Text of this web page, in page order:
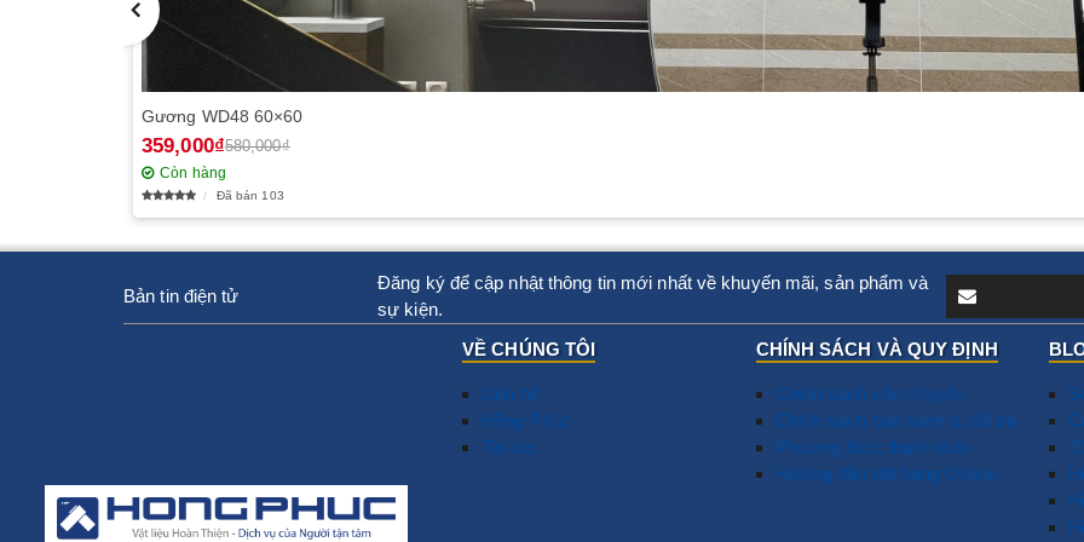
Gương WD48 60×60
359,000₫580,000₫
Còn hàng
Đã bán 103
Bản tin điện tử
Đăng ký để cập nhật thông tin mới nhất về khuyến mãi, sản phẩm và
sự kiện.
VỀ CHÚNG TÔI
Liên hệ
Hồng Phúc
Tin tức
CHÍNH SÁCH VÀ QUY ĐỊNH
Chính sách vận chuyển
Chính sách bảo hành & đổi trả
Phương thức thanh toán
Hướng dẫn đặt hàng Online